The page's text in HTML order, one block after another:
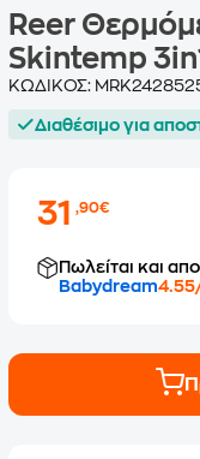
Reer
Skintemp
ΚΩΔΙΚΟΣ:
Διαθέσιμο για
31,90€
Πωλείται και
Babydream